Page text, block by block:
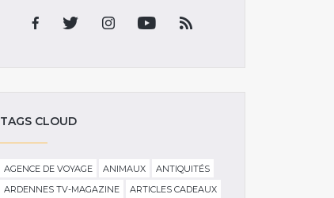
TAGS CLOUD
AGENCE DE VOYAGE ANIMAUX
ANTIQUITÉS
ARDENNES TV-MAGAZINE
ARTICLES CADEAUX